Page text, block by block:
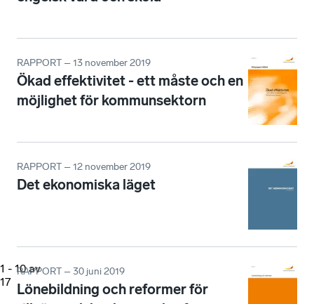
1 - 10 av
17
RAPPORT – 13 november 2019
Ökad effektivitet - ett måste och en
möjlighet för kommunsektorn
RAPPORT – 12 november 2019
Det ekonomiska läget
RAPPORT – 30 juni 2019
Lönebildning och reformer för